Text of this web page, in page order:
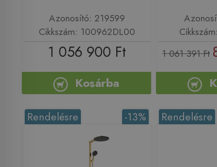
Azonosító: 219599
Cikkszám: 100962DL00
1 056 900 Ft
Kosárba
1 061 391 Ft
-13%
Rendelésre Rendelésre